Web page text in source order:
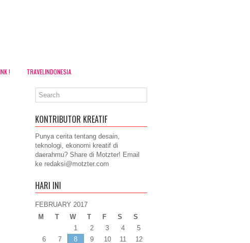
! TRAVELINDONESIA
KONTRIBUTOR KREATIF
Punya cerita tentang desain,
teknologi, ekonomi kreatif di
daerahmu? Share di Motzter! Email
ke redaksi@motzter.com
HARI INI
FEBRUARY 2017
M
T W T F S S
1 2 3 4
5
6
7 8 9 10 11
12